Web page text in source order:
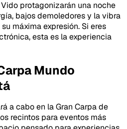
Vido protagonizarán una noche
bajos demoledores y la vibra
máxima expresión. Si eres
esta es la experiencia
Mundo
a cabo en la Gran Carpa de
recintos para eventos más